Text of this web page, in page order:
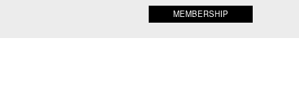
MEMBERSHIP